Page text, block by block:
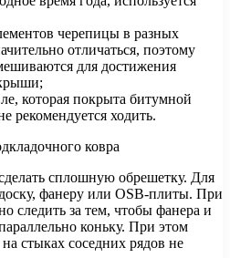
черепицы в разных
отличаться, поэтому
для достижения
которая покрыта битумной
рекомендуется ходить.
ковра
сплошную обрешетку. Для
фанеру или OSB-плиты. При
следить за тем, чтобы фанера и
коньку. При этом
стыках соседних рядов не